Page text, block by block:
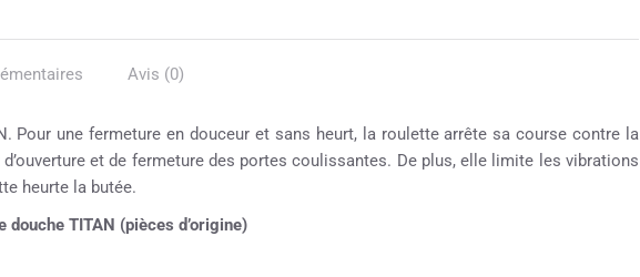
Avis (0)
Pour une fermeture en douceur et sans heurt, la roulette arrête sa course contre la
et de fermeture des portes coulissantes. De plus, elle limite les vibrations
heurte la butée.
TITAN (pièces d’origine)